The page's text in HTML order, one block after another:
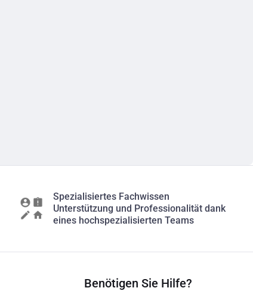
Spezialisiertes Fachwissen
Unterstützung und Professionalität dank
eines hochspezialisierten Teams
Benötigen Sie Hilfe?